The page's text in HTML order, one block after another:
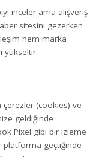
inceler ama alışveriş
sitesini gezerken
hem marka
yükseltir.
çerezler (cookies) ve
geldiğinde
Pixel gibi bir izleme
platforma geçtiğinde